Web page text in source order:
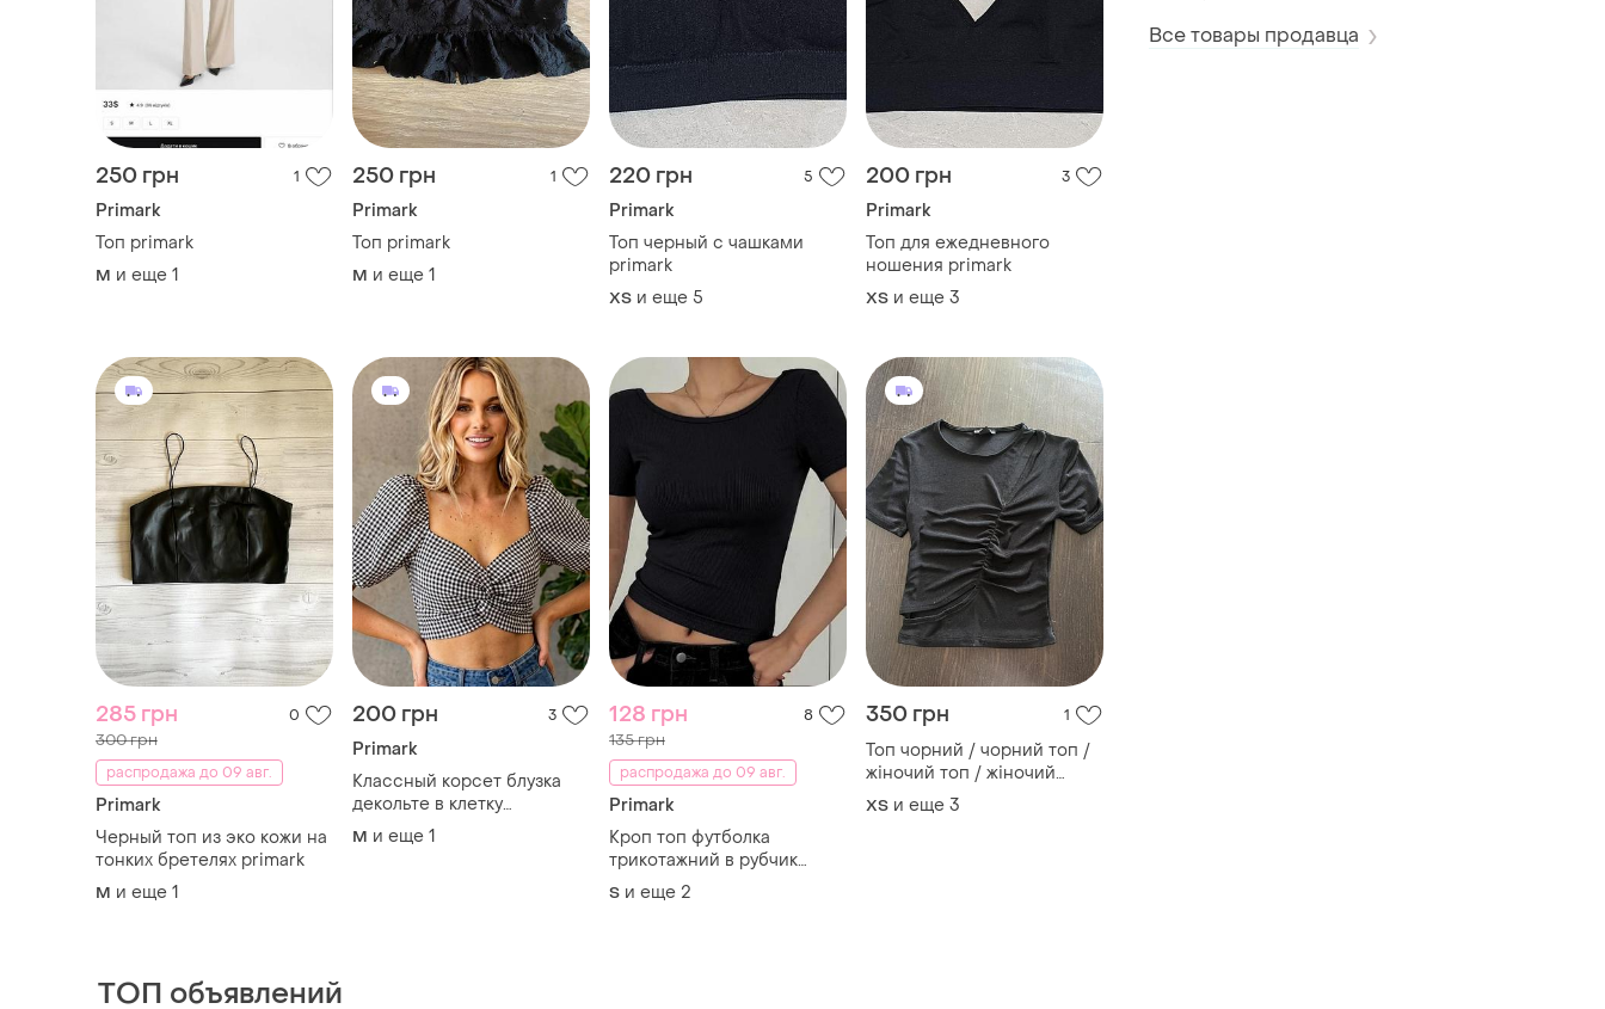
Все товары продавца
Топ primark
Primark
Топ primark
M и еще 1
Primark
Топ черный с чашками
primark
и еще 5
ношения primark
285 грн 0
300 грн
распродажа до 09 авг.
Primark
Черный топ из эко кожи на
тонких бретелях primark
200 грн 3
Primark
Классный корсет блузка
декольте в клетку
трендовый стильный
primark топ
M и еще 1
128 грн
135 грн
распродажа до 09 авг.
Primark
Кроп топ футболка
трикотажний в рубчик
приталений скімс з
вирізом на спині чорний
primark s
350 грн 1
Топ чорний / чорний топ /
жіночий топ / жіночий
чорний топ / жіночий топ з
вирізами чорний / чорний
топ з вирізами
ХS и еще 3
ТОП объявлений
TOP TOP